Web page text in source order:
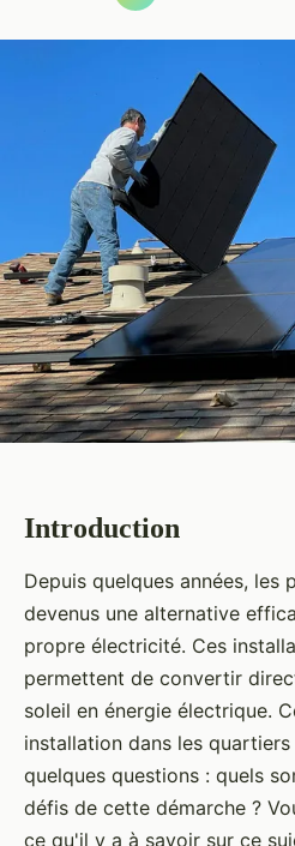
Introduction
Depuis quelques années, les
devenus une alternative
propre électricité. Ces
permettent de convertir
soleil en énergie électrique.
installation dans les
quelques questions : quels
défis de cette démarche ?
ce qu'il y a à savoir sur ce